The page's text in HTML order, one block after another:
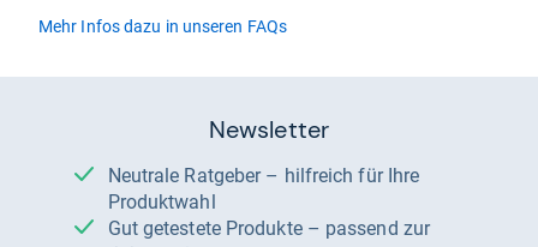
Mehr Infos dazu in unseren FAQs
Newsletter
Neutrale Ratgeber – hilfreich für Ihre
Produktwahl
Gut getestete Produkte – passend zur